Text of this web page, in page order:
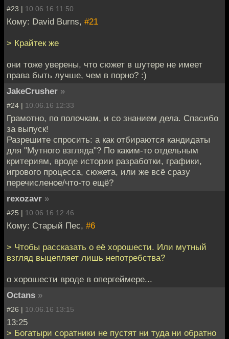
#23 | 10.06.16 11:50
Кому: David Burns, #21
> Крайтек же
они тоже уверены, что сюжет в шутере не имеет
права быть лучше, чем в порно? :)
JakeCrusher »
#24 | 10.06.16 12:33
Грамотно, по полочкам, и со знанием дела. Спасибо
за выпуск!
Разрешите спросить: а как отбираются кандидаты
для "Мутного взгляда"? По каким-то отдельным
критериям, вроде истории разработки, графики,
игрового процесса, сюжета, или же всё сразу
перечисленое/что-то ещё?
rexozavr »
#25 | 10.06.16 12:46
Кому: Старый Пес, #6
> Чтобы рассказать о её хорошести. Или мутный
взгляд выцепляет лишь непотребства?
о хорошести вроде в опергеймере...
Octans »
#26 | 10.06.16 13:15
13:25
> Богатыри соратники не пустят ни туда ни обратно